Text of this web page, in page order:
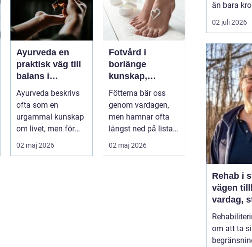
Ayurveda en
praktisk väg till
balans i
vardagen
Ayurveda beskrivs
ofta som en
urgammal kunskap
om livet, men för
många handlar
frågan om något
02 maj 2026
Fotvård i
borlänge
kunskap,
omtanke och
friska fötter året
runt
Fötterna bär oss
genom vardagen,
men hamnar ofta
längst ned på listan
över egenvård.
Många vänjer si...
02 maj 2026
än bara
kan störa
det svårt
energin
annars
roligt.
successivt
och tänker
02 juli 2026
Rehab i
vägen
vardag,
balans
om att ta